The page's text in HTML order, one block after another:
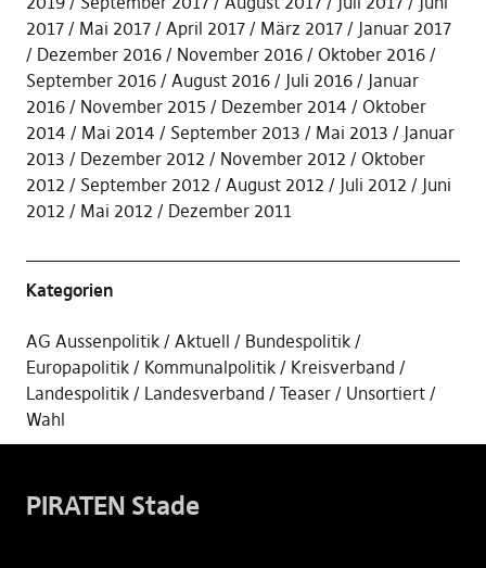
2017
Mai 2017 April 2017 März 2017
Januar 2017
Dezember 2016
November 2016
Oktober 2016
September 2016
August 2016 Juli 2016
Januar
2016
November 2015 Dezember 2014
Oktober
2014
Mai 2014 September 2013 Mai 2013
Januar
2013
Dezember 2012 November 2012
Oktober
2012
September 2012 August 2012 Juli 2012
Juni
2012
Mai 2012 Dezember 2011
Kategorien
AG Aussenpolitik Aktuell
Bundespolitik
Europapolitik
Kommunalpolitik
Kreisverband
Landespolitik
Landesverband Teaser
Unsortiert
Wahl
PIRATEN Stade